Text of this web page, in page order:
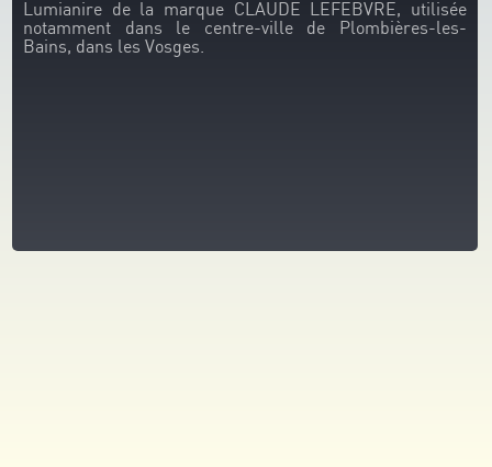
Lumianire de la marque CLAUDE LEFEBVRE, utilisée
notamment dans le centre-ville de Plombières-les-
Bains, dans les Vosges.